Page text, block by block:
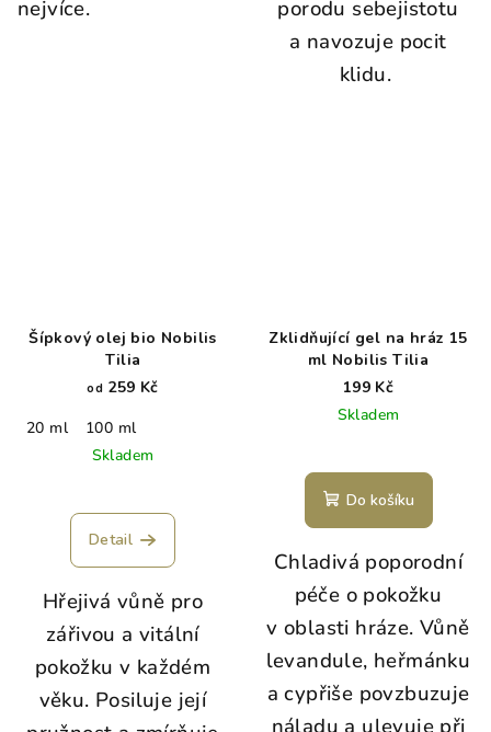
nejvíce.
porodu sebejistotu
a navozuje pocit
klidu.
Šípkový olej bio Nobilis
Tilia
od 259 Kč
20 ml
100 ml
Skladem
Detail
Hřejivá vůně pro
zářivou a vitální
pokožku v každém
věku. Posiluje její
Zklidňující gel na hráz 15
ml Nobilis Tilia
199 Kč
Skladem
Do košíku
Chladivá poporodní
péče o pokožku
v oblasti hráze. Vůně
levandule, heřmánku
a cypřiše povzbuzuje